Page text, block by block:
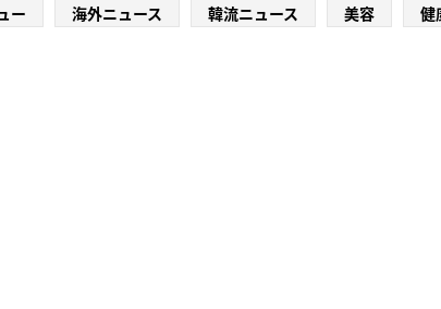
ー 海外ニュース 韓流ニュース 美容 健